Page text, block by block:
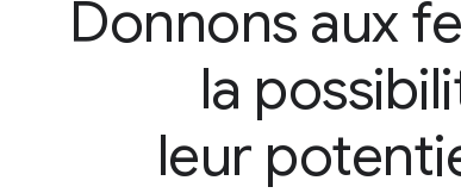
Donnons aux
la
leur